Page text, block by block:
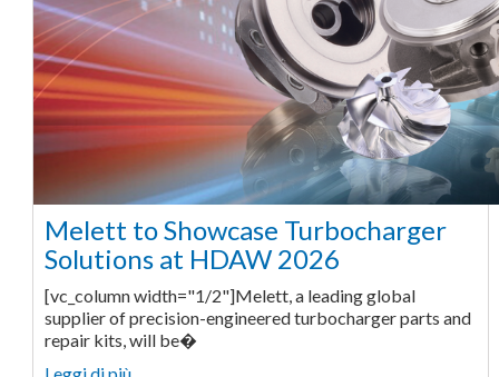
Melett to Showcase Turbocharger
Solutions at HDAW 2026
[vc_column width="1/2"]Melett, a leading global
supplier of precision-engineered turbocharger parts and
repair kits, will be�